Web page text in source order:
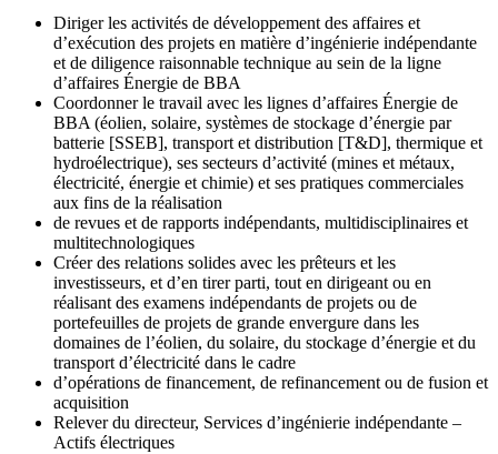
Diriger les activités de développement des affaires et
d’exécution des projets en matière d’ingénierie indépendante
et de diligence raisonnable technique au sein de la ligne
d’affaires Énergie de BBA
Coordonner le travail avec les lignes d’affaires Énergie de
BBA (éolien, solaire, systèmes de stockage d’énergie par
batterie [SSEB], transport et distribution [T&D], thermique et
hydroélectrique), ses secteurs d’activité (mines et métaux,
électricité, énergie et chimie) et ses pratiques commerciales
aux fins de la réalisation
de revues et de rapports indépendants, multidisciplinaires et
multitechnologiques
Créer des relations solides avec les prêteurs et les
investisseurs, et d’en tirer parti, tout en dirigeant ou en
réalisant des examens indépendants de projets ou de
portefeuilles de projets de grande envergure dans les
domaines de l’éolien, du solaire, du stockage d’énergie et du
transport d’électricité dans le cadre
d’opérations de financement, de refinancement ou de fusion et
acquisition
Relever du directeur, Services d’ingénierie indépendante –
Actifs électriques